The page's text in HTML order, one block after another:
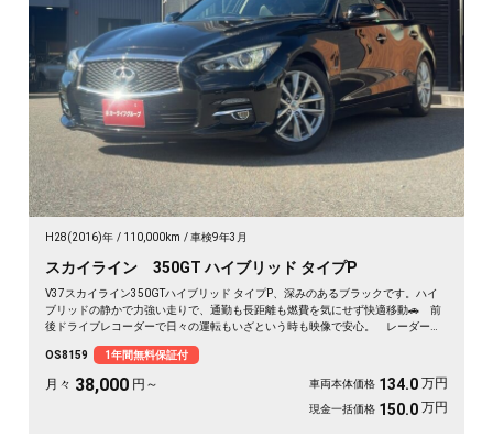
H28(2016)年 110,000km 車検9年3月
スカイライン 350GT ハイブリッド タイプP
V37スカイライン350GTハイブリッド タイプP、深みのあるブラックです。ハイ
ブリッドの静かで力強い走りで、通勤も長距離も燃費を気にせず快適移動🚗 前
後ドライブレコーダーで日々の運転もいざという時も映像で安心。 レーダーク
と停められます。 仕事帰りにふらっと遠出したくなる、そんな相棒です✨ 高
級セダンがお値打ち、《1年保証付》で気持ちよく乗り出せます💫👍
OS8159 1年間無料保証付
月々 38,000 円～ 車両本体価格 134.0 万円
現金一括価格 150.0 万円